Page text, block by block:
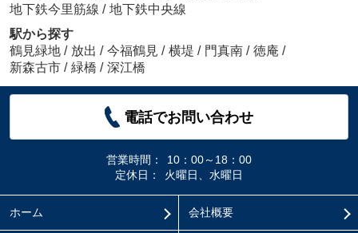
地下鉄今里筋線 / 地下鉄中央線
駅から探す
鶴見緑地 / 放出 / 今福鶴見 / 横堤 / 門真南 / 徳庵 /
新森古市 / 緑橋 / 深江橋
電話でお問い合わせ
営業時間：
10：00～18：00
定休日：
火曜日、水曜日
ホーム 会社概要